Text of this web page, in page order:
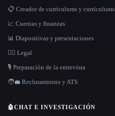
📋 Creador de currículums y currículums
📈 Cuentas y finanzas
📊 Diapositivas y presentaciones
👩‍⚖️ Legal
🎙️ Preparación de la entrevista
🧑‍💼 Reclutamiento y ATS
🤖CHAT E INVESTIGACIÓN